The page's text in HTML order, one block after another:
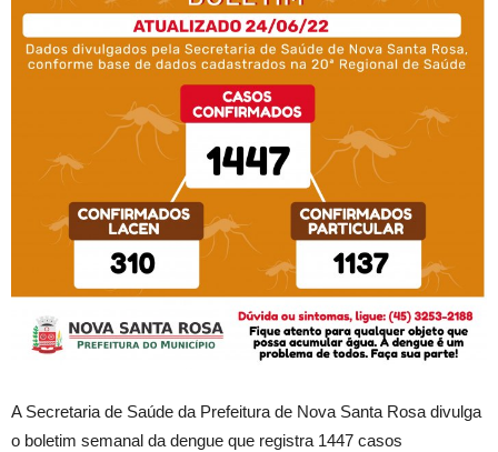
A Secretaria de Saúde da Prefeitura de Nova Santa Rosa divulga
o boletim semanal da dengue que registra 1447 casos